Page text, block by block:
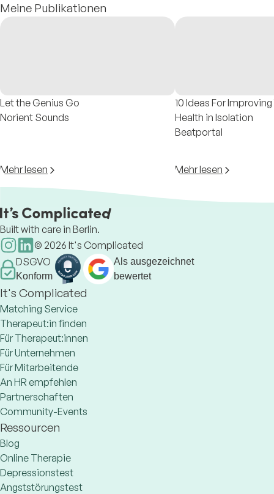
Meine Publikationen
Let the Genius Go
Norient Sounds
Mehr lesen
10 Ideas For
Health in Isolation
Beatportal
Mehr lesen
Built with care in Berlin.
© 2026 It's Complicated
DSGVO
Konform
Als ausgezeichnet
bewertet
It's Complicated
Matching Service
Therapeut:in finden
Für Therapeut:innen
Für Unternehmen
Für Mitarbeitende
An HR empfehlen
Partnerschaften
Community-Events
Ressourcen
Blog
Online Therapie
Depressionstest
Angststörungstest